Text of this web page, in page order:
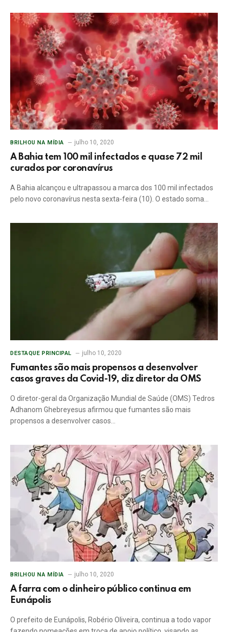
BRILHOU NA MÍDIA julho 10, 2020
A Bahia tem 100 mil infectados e quase 72 mil
curados por coronavírus
A Bahia alcançou e ultrapassou a marca dos 100 mil infectados
pelo novo coronavírus nesta sexta-feira (10). O estado soma…
DESTAQUE PRINCIPAL julho 10, 2020
Fumantes são mais propensos a desenvolver
casos graves da Covid-19, diz diretor da OMS
O diretor-geral da Organização Mundial de Saúde (OMS) Tedros
Adhanom Ghebreyesus afirmou que fumantes são mais
propensos a desenvolver casos…
BRILHOU NA MÍDIA julho 10, 2020
A farra com o dinheiro público continua em
Eunápolis
O prefeito de Eunápolis, Robério Oliveira, continua a todo vapor